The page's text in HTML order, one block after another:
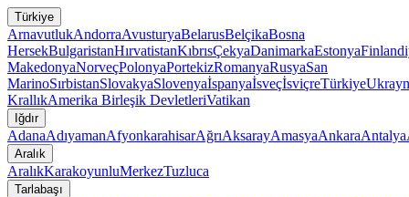
Türkiye
ArnavutlukAndorraAvusturyaBelarusBelçikaBosna
HersekBulgaristanHırvatistanKıbrısÇekyaDanimarkaEstonya
MakedonyaNorveçPolonyaPortekizRomanyaRusyaSan
MarinoSırbistanSlovakyaSlovenyaİspanyaİsveçİsviçreTürkiye
KrallıkAmerika Birleşik DevletleriVatikan
Iğdır
AdanaAdıyamanAfyonkarahisarAğrıAksarayAmasyaAnkaraAntalya
Aralık
AralıkKarakoyunluMerkezTuzluca
Tarlabaşı